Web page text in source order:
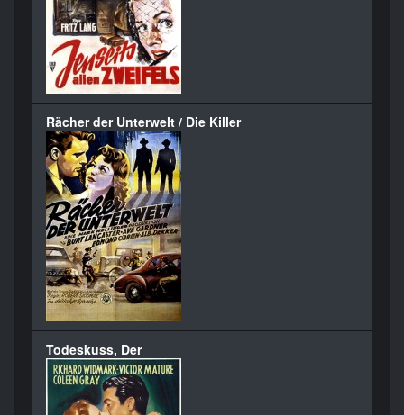
Rächer der Unterwelt / Die Killer
Todeskuss, Der